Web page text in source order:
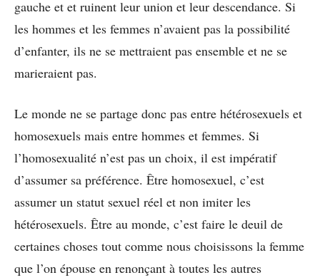
gauche et et ruinent leur union et leur descendance. Si
les hommes et les femmes n’avaient pas la possibilité
d’enfanter, ils ne se mettraient pas ensemble et ne se
marieraient pas.
Le monde ne se partage donc pas entre hétérosexuels et
homosexuels mais entre hommes et femmes. Si
l’homosexualité n’est pas un choix, il est impératif
d’assumer sa préférence. Être homosexuel, c’est
assumer un statut sexuel réel et non imiter les
hétérosexuels. Être au monde, c’est faire le deuil de
certaines choses tout comme nous choisissons la femme
que l’on épouse en renonçant à toutes les autres